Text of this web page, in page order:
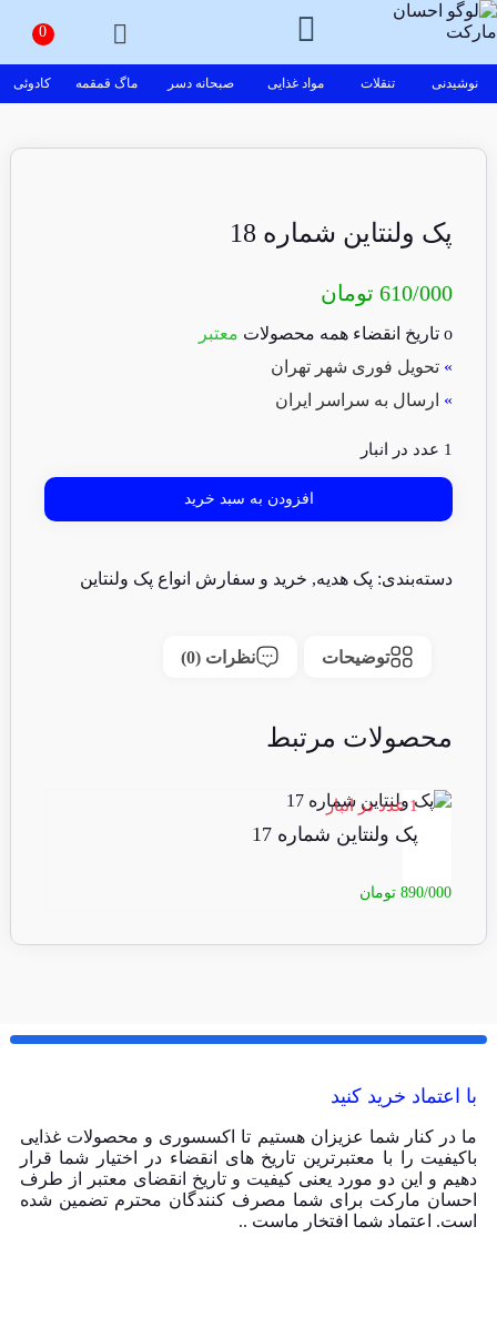
نوشیدنی تنقلات مواد غذایی صبحانه دسر ماگ قمقمه کادوئی
پک ولنتاین شماره 18
610/000 تومان
ο تاریخ انقضاء همه محصولات
معتبر
» تحویل فوری شهر تهران
» ارسال به سراسر ایران
1 عدد در انبار
افزودن به سبد خرید
دسته‌بندی: پک هدیه, خرید و سفارش انواع پک ولنتاین
توضیحات نظرات (0)
محصولات مرتبط
1 عدد در انبار
پک ولنتاین شماره 17
890/000 تومان
با اعتماد خرید کنید
ما در کنار شما عزیزان هستیم تا اکسسوری و محصولات غذایی
باکیفیت را با معتبرترین تاریخ های انقضاء در اختیار شما قرار
دهیم و این دو مورد یعنی کیفیت و تاریخ انقضای معتبر از طرف
احسان مارکت برای شما مصرف کنندگان محترم تضمین شده
است. اعتماد شما افتخار ماست ..